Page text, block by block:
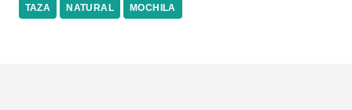
TAZA NATURAL MOCHILA